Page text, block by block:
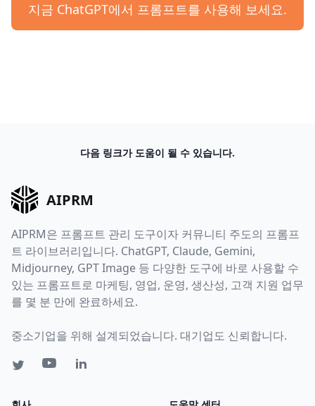
지금 ChatGPT에서 프롬프트를 사용해 보세요.
다음 링크가 도움이 될 수 있습니다.
AIPRM
AIPRM은 프롬프트 관리 도구이자 커뮤니티 주도의 프롬프
트 라이브러리입니다. ChatGPT, Claude, Gemini,
Midjourney, GPT Image 등 다양한 도구에 바로 사용할 수
있는 프롬프트로 마케팅, 영업, 운영, 생산성, 고객 지원 업무
를 몇 분 만에 완료하세요.
중소기업을 위해 설계되었습니다. 대기업도 신뢰합니다.